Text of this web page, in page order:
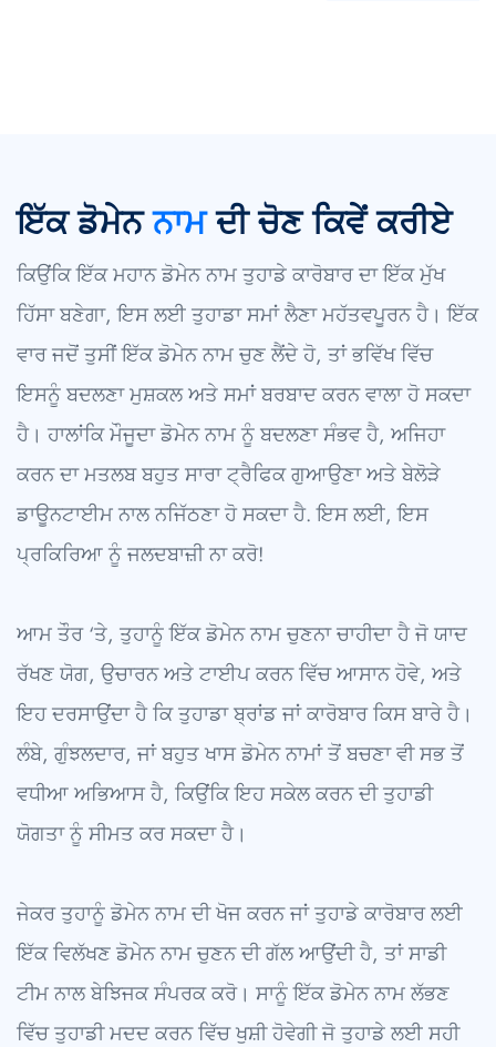
ਇੱਕ ਡੋਮੇਨਨਾਮਦੀ ਚੋਣ ਕਿਵੇਂ ਕਰੀਏ
ਕਿਉਂਕਿ ਇੱਕ ਮਹਾਨ ਡੋਮੇਨ ਨਾਮ ਤੁਹਾਡੇ ਕਾਰੋਬਾਰ ਦਾ ਇੱਕ ਮੁੱਖ
ਹਿੱਸਾ ਬਣੇਗਾ, ਇਸ ਲਈ ਤੁਹਾਡਾ ਸਮਾਂ ਲੈਣਾ ਮਹੱਤਵਪੂਰਨ ਹੈ। ਇੱਕ
ਵਾਰ ਜਦੋਂ ਤੁਸੀਂ ਇੱਕ ਡੋਮੇਨ ਨਾਮ ਚੁਣ ਲੈਂਦੇ ਹੋ, ਤਾਂ ਭਵਿੱਖ ਵਿੱਚ
ਇਸਨੂੰ ਬਦਲਣਾ ਮੁਸ਼ਕਲ ਅਤੇ ਸਮਾਂ ਬਰਬਾਦ ਕਰਨ ਵਾਲਾ ਹੋ ਸਕਦਾ
ਹੈ। ਹਾਲਾਂਕਿ ਮੌਜੂਦਾ ਡੋਮੇਨ ਨਾਮ ਨੂੰ ਬਦਲਣਾ ਸੰਭਵ ਹੈ, ਅਜਿਹਾ
ਕਰਨ ਦਾ ਮਤਲਬ ਬਹੁਤ ਸਾਰਾ ਟ੍ਰੈਫਿਕ ਗੁਆਉਣਾ ਅਤੇ ਬੇਲੋੜੇ
ਡਾਊਨਟਾਈਮ ਨਾਲ ਨਜਿੱਠਣਾ ਹੋ ਸਕਦਾ ਹੈ. ਇਸ ਲਈ, ਇਸ
ਪ੍ਰਕਿਰਿਆ ਨੂੰ ਜਲਦਬਾਜ਼ੀ ਨਾ ਕਰੋ!
ਆਮ ਤੌਰ ‘ਤੇ, ਤੁਹਾਨੂੰ ਇੱਕ ਡੋਮੇਨ ਨਾਮ ਚੁਣਨਾ ਚਾਹੀਦਾ ਹੈ ਜੋ ਯਾਦ
ਰੱਖਣ ਯੋਗ, ਉਚਾਰਨ ਅਤੇ ਟਾਈਪ ਕਰਨ ਵਿੱਚ ਆਸਾਨ ਹੋਵੇ, ਅਤੇ
ਇਹ ਦਰਸਾਉਂਦਾ ਹੈ ਕਿ ਤੁਹਾਡਾ ਬ੍ਰਾਂਡ ਜਾਂ ਕਾਰੋਬਾਰ ਕਿਸ ਬਾਰੇ ਹੈ।
ਲੰਬੇ, ਗੁੰਝਲਦਾਰ, ਜਾਂ ਬਹੁਤ ਖਾਸ ਡੋਮੇਨ ਨਾਮਾਂ ਤੋਂ ਬਚਣਾ ਵੀ ਸਭ ਤੋਂ
ਵਧੀਆ ਅਭਿਆਸ ਹੈ, ਕਿਉਂਕਿ ਇਹ ਸਕੇਲ ਕਰਨ ਦੀ ਤੁਹਾਡੀ
ਯੋਗਤਾ ਨੂੰ ਸੀਮਤ ਕਰ ਸਕਦਾ ਹੈ।
ਜੇਕਰ ਤੁਹਾਨੂੰ ਡੋਮੇਨ ਨਾਮ ਦੀ ਖੋਜ ਕਰਨ ਜਾਂ ਤੁਹਾਡੇ ਕਾਰੋਬਾਰ ਲਈ
ਇੱਕ ਵਿਲੱਖਣ ਡੋਮੇਨ ਨਾਮ ਚੁਣਨ ਦੀ ਗੱਲ ਆਉਂਦੀ ਹੈ, ਤਾਂ ਸਾਡੀ
ਟੀਮ ਨਾਲ ਬੇਝਿਜਕ ਸੰਪਰਕ ਕਰੋ। ਸਾਨੂੰ ਇੱਕ ਡੋਮੇਨ ਨਾਮ ਲੱਭਣ
ਵਿੱਚ ਤੁਹਾਡੀ ਮਦਦ ਕਰਨ ਵਿੱਚ ਖੁਸ਼ੀ ਹੋਵੇਗੀ ਜੋ ਤੁਹਾਡੇ ਲਈ ਸਹੀ